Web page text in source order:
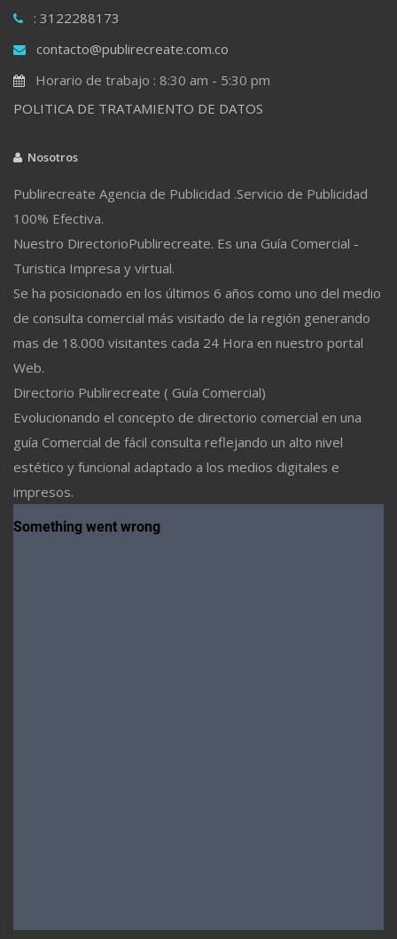
: 3122288173
contacto@publirecreate.com.co
Horario de trabajo : 8:30 am - 5:30 pm
POLITICA DE TRATAMIENTO DE DATOS
Nosotros
Publirecreate Agencia de Publicidad .Servicio de Publicidad
100% Efectiva.
Nuestro DirectorioPublirecreate. Es una Guía Comercial -
Turistica Impresa y virtual.
Se ha posicionado en los últimos 6 años como uno del medio
de consulta comercial más visitado de la región generando
mas de 18.000 visitantes cada 24 Hora en nuestro portal
Web.
Directorio Publirecreate ( Guía Comercial)
Evolucionando el concepto de directorio comercial en una
guía Comercial de fácil consulta reflejando un alto nivel
estético y funcional adaptado a los medios digitales e
impresos.